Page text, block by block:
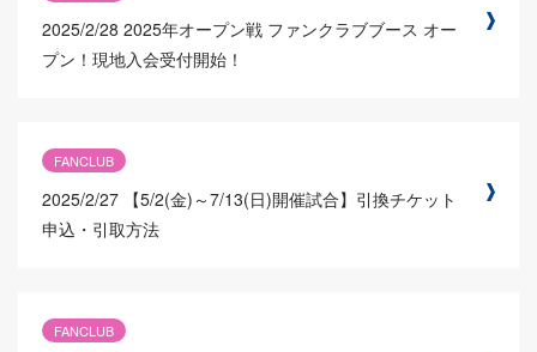
2025/2/28 2025年オープン戦 ファンクラブブース オー
プン！現地入会受付開始！
FANCLUB
2025/2/27 【5/2(金)～7/13(日)開催試合】引換チケット
申込・引取方法
FANCLUB